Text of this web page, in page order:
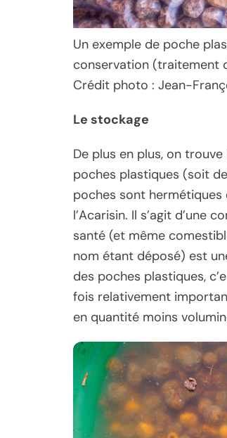
Un exemple de poche
conservation (traitement
Crédit photo : Jean-
Le stockage
De plus en plus, on
poches plastiques (soit
poches sont hermétiques
l’Acarisin. Il s’agit d’une
santé (et même
nom étant déposé) est
des poches plastiques,
fois relativement
en quantité moins